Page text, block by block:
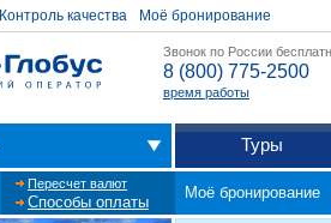
Контроль качества Моё бронирование
Звонок по России
8 (800) 775-2500
время работы
Туры
Пересчет валют
Способы оплаты
Моё бронирование